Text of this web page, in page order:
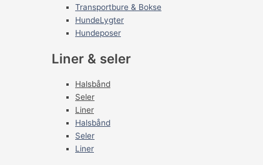
Transportbure & Bokse
HundeLygter
Hundeposer
Liner & seler
Halsbånd
Seler
Liner
Halsbånd
Seler
Liner